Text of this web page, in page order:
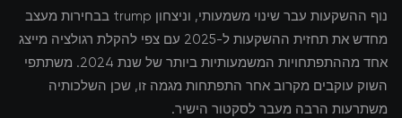
נוף ההשקעות עבר שינוי משמעותי, וניצחון trump בבחירות מעצב
מחדש את תחזית ההשקעות ל-2025 עם צפי להקלת רגולציה מייצג
אחד מההתפתחויות המשמעותיות ביותר של שנת 2024. משתתפי
השוק עוקבים מקרוב אחר התפתחות מגמה זו, שכן השלכותיה
משתרעות הרבה מעבר לסקטור הישיר.